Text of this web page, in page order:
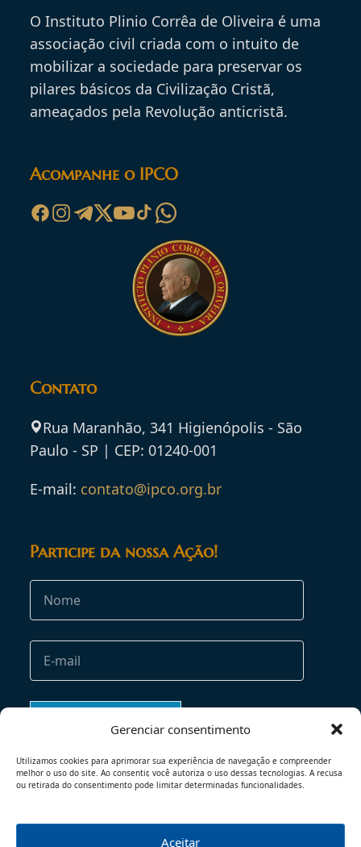
Gerenciar consentimento
Utilizamos cookies para aprimorar sua experiência de navegação e compreender
melhor o uso do site. Ao consentir, você autoriza o uso dessas tecnologias. A recusa
ou retirada do consentimento pode limitar determinadas funcionalidades.
Aceitar
O Instituto Plinio Corrêa de Oliveira é uma
associação civil criada com o intuito de
mobilizar a sociedade para preservar os
pilares básicos da Civilização Cristã,
ameaçados pela Revolução anticristã.
Acompanhe o IPCO
Contato
Rua Maranhão, 341 Higienópolis - São
Paulo - SP | CEP: 01240-001
E-mail: contato@ipco.org.br
Participe da nossa Ação!